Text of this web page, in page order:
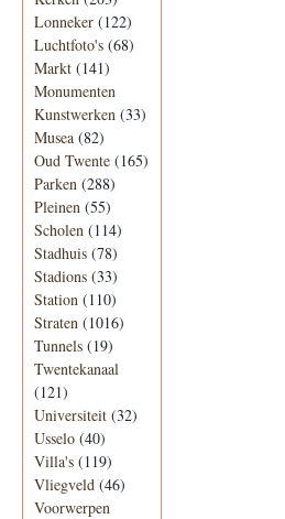
Lonneker (122)
Luchtfoto's (68)
Markt (141)
Monumenten
Kunstwerken (33)
Musea (82)
Oud Twente (165)
Parken (288)
Pleinen (55)
Scholen (114)
Stadhuis (78)
Stadions (33)
Station (110)
Straten (1016)
Tunnels (19)
Twentekanaal
(121)
Universiteit (32)
Usselo (40)
Villa's (119)
Vliegveld (46)
Voorwerpen